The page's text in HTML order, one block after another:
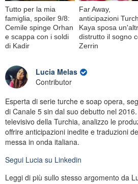
Tutto per la mia
famiglia, spoiler 9/8:
Cemile spinge Orhan
e scappa con i soldi
di Kadir
Far Away,
anticipazioni
Kaya sposa
distrutto il sogno
Zerrin
Lucia Melas
Contributor
Esperta di serie turche e soap opera,
di Canale 5 sin dal suo debutto nel
televisivo della Turchia, analizzo le
offrire anticipazioni inedite e traduzioni
messa in onda italiana.
Segui Lucia su Linkedin
Leggi di più sullo stesso argomento da